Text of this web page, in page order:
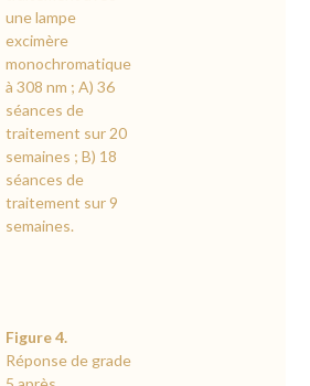
une lampe
excimère
monochromatique
à 308 nm ; A) 36
séances de
traitement sur 20
semaines ; B) 18
séances de
traitement sur 9
semaines.
Figure 4.
Réponse de grade